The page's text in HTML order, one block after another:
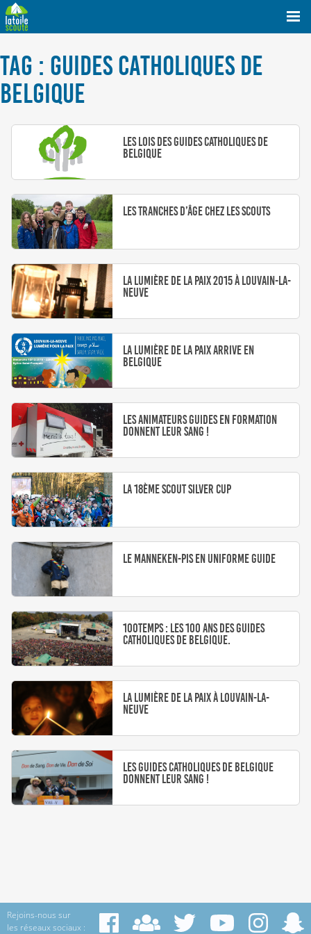
TAG : GUIDES CATHOLIQUES DE
BELGIQUE
Les Lois des Guides Catholiques de
Belgique
Les tranches d’âge chez les scouts
La Lumière de la Paix 2015 à Louvain-la-
Neuve
La Lumière de la Paix arrive en
Belgique
Les animateurs guides en formation
donnent leur sang !
La 18ème Scout Silver Cup
Le Manneken-Pis en uniforme Guide
100Temps : Les 100 ans des Guides
Catholiques de Belgique.
La lumière de la Paix à Louvain-la-
Neuve
Les Guides Catholiques de Belgique
donnent leur sang !
Rejoins-nous sur
les réseaux sociaux :